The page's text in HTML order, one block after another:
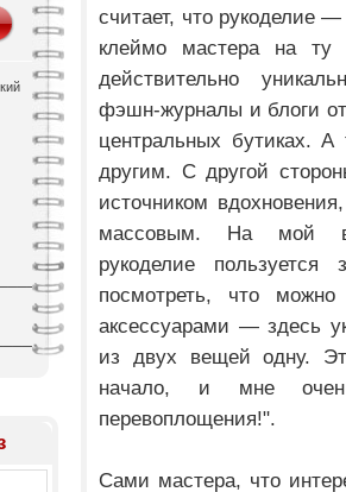
считает, что рукоделие
клеймо мастера на
действительно
фэшн-журналы и блоги
центральных бутиках.
другим. С другой
источником
массовым. На мой
рукоделие
посмотреть, что
аксессуарами — здесь
из двух вещей одну.
начало, и мне
перевоплощения!".
Сами мастера, что